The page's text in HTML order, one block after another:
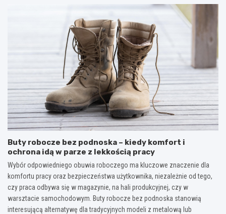
Buty robocze bez podnoska – kiedy komfort i
ochrona idą w parze z lekkością pracy
Wybór odpowiedniego obuwia roboczego ma kluczowe znaczenie dla
komfortu pracy oraz bezpieczeństwa użytkownika, niezależnie od tego,
czy praca odbywa się w magazynie, na hali produkcyjnej, czy w
warsztacie samochodowym. Buty robocze bez podnoska stanowią
interesującą alternatywę dla tradycyjnych modeli z metalową lub